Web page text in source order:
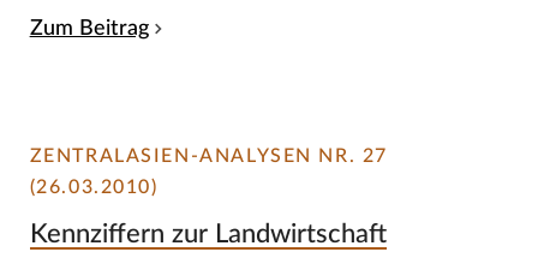
Zum Beitrag
ZENTRALASIEN-ANALYSEN NR. 27
(26.03.2010)
Kennziffern zur Landwirtschaft